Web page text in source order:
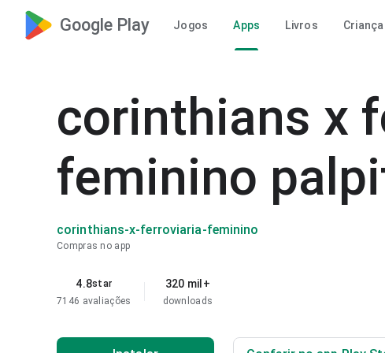
Google Play Jogos Apps Livros
corinthians x
feminino
corinthians-x-ferroviaria-feminino
Compras no app
4.8star
7146 avaliações
320 mil+
downloads